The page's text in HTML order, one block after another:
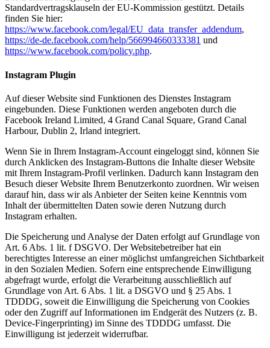
Standardvertragsklauseln der EU-Kommission gestützt. Details
finden Sie hier:
https://www.facebook.com/legal/EU_data_transfer_addendum,
https://de-de.facebook.com/help/566994660333381 und
https://www.facebook.com/policy.php.
Instagram Plugin
Auf dieser Website sind Funktionen des Dienstes Instagram
eingebunden. Diese Funktionen werden angeboten durch die
Facebook Ireland Limited, 4 Grand Canal Square, Grand Canal
Harbour, Dublin 2, Irland integriert.
Wenn Sie in Ihrem Instagram-Account eingeloggt sind, können Sie
durch Anklicken des Instagram-Buttons die Inhalte dieser Website
mit Ihrem Instagram-Profil verlinken. Dadurch kann Instagram den
Besuch dieser Website Ihrem Benutzerkonto zuordnen. Wir weisen
darauf hin, dass wir als Anbieter der Seiten keine Kenntnis vom
Inhalt der übermittelten Daten sowie deren Nutzung durch
Instagram erhalten.
Die Speicherung und Analyse der Daten erfolgt auf Grundlage von
Art. 6 Abs. 1 lit. f DSGVO. Der Websitebetreiber hat ein
berechtigtes Interesse an einer möglichst umfangreichen Sichtbarkeit
in den Sozialen Medien. Sofern eine entsprechende Einwilligung
abgefragt wurde, erfolgt die Verarbeitung ausschließlich auf
Grundlage von Art. 6 Abs. 1 lit. a DSGVO und § 25 Abs. 1
TDDDG, soweit die Einwilligung die Speicherung von Cookies
oder den Zugriff auf Informationen im Endgerät des Nutzers (z. B.
Device-Fingerprinting) im Sinne des TDDDG umfasst. Die
Einwilligung ist jederzeit widerrufbar.